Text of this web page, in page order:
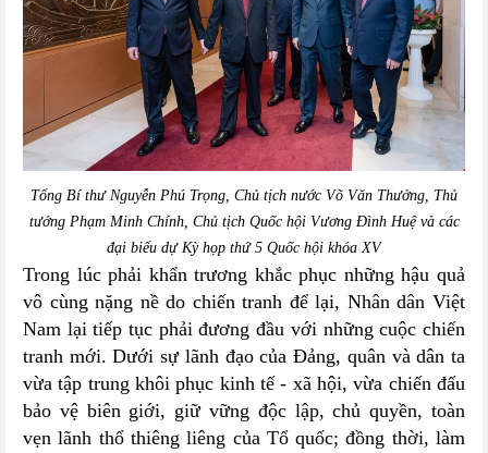
Tổng Bí thư Nguyễn Phú Trọng, Chủ tịch nước Võ Văn Thưởng, Thủ
tướng Phạm Minh Chính, Chủ tịch Quốc hội Vương Đình Huệ và các
đại biểu dự Kỳ họp thứ 5 Quốc hội khóa XV
Trong lúc phải khẩn trương khắc phục những hậu quả
vô cùng nặng nề do chiến tranh để lại, Nhân dân Việt
Nam lại tiếp tục phải đương đầu với những cuộc chiến
tranh mới. Dưới sự lãnh đạo của Đảng, quân và dân ta
vừa tập trung khôi phục kinh tế - xã hội, vừa chiến đấu
bảo vệ biên giới, giữ vững độc lập, chủ quyền, toàn
vẹn lãnh thổ thiêng liêng của Tổ quốc; đồng thời, làm